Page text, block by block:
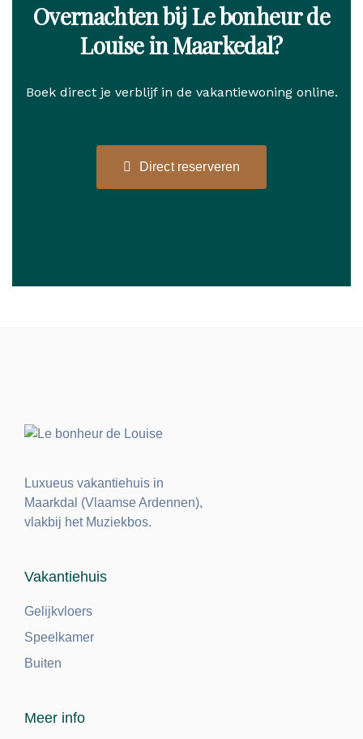
Overnachten bij Le bonheur de
Louise in Maarkedal?
Boek direct je verblijf in de vakantiewoning online.
Direct reserveren
Luxueus vakantiehuis in
Maarkdal (Vlaamse Ardennen),
vlakbij het Muziekbos.
Vakantiehuis
Gelijkvloers
Speelkamer
Buiten
Meer info